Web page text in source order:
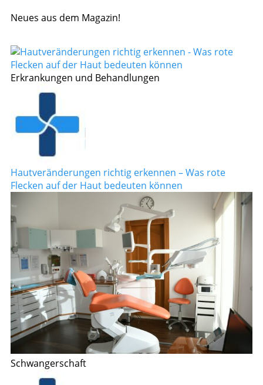
Neues aus dem Magazin!
Erkrankungen und Behandlungen
Hautveränderungen richtig erkennen – Was rote
Flecken auf der Haut bedeuten können
Schwangerschaft